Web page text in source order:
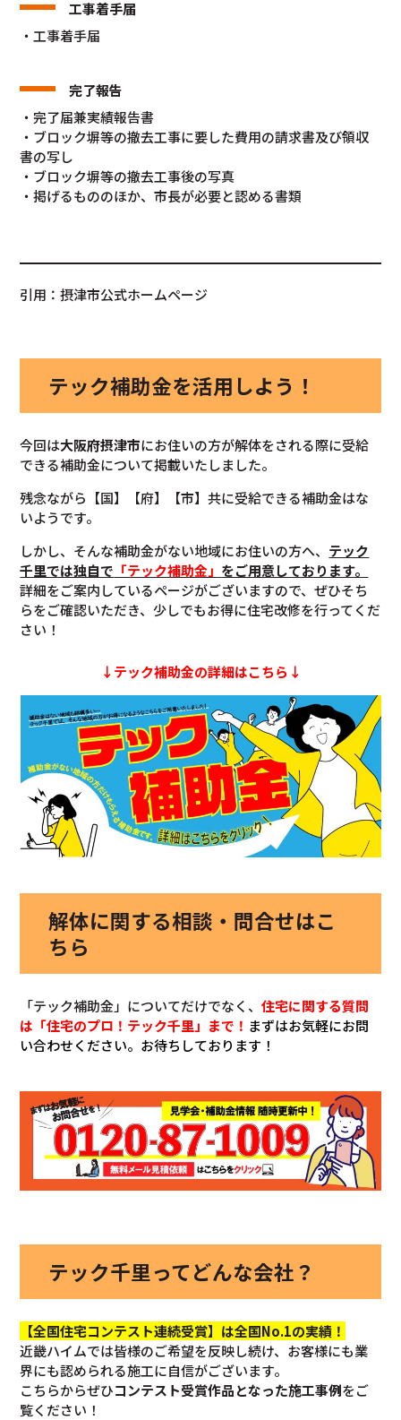
工事着手届
・工事着手届
完了報告
・完了届兼実績報告書
・ブロック塀等の撤去工事に要した費用の請求書及び領収
書の写し
・ブロック塀等の撤去工事後の写真
・掲げるもののほか、市長が必要と認める書類
引用：摂津市公式ホームページ
テック補助金を活用しよう！
今回は大阪府摂津市にお住いの方が解体をされる際に受給
できる補助金について掲載いたしました。
残念ながら【国】【府】【市】共に受給できる補助金はな
いようです。
しかし、そんな補助金がない地域にお住いの方へ、 テック
千里では独自で 「テック補助金」 をご用意しております。
詳細をご案内しているページがございますので、ぜひそち
らをご確認いただき、少しでもお得に住宅改修を行ってくだ
さい！
↓テック補助金の詳細はこちら↓
解体に関する相談・問合せはこ
ちら
「テック補助金」についてだけでなく、住宅に関する質問
は「住宅のプロ！テック千里」まで！ まずはお気軽にお問
い合わせください。お待ちしております！
テック千里ってどんな会社？
【全国住宅コンテスト連続受賞】は全国No.1の実績！
近畿ハイムでは皆様のご希望を反映し続け、お客様にも業
界にも認められる施工に自信がございます。
こちらからぜひコンテスト受賞作品となった施工事例をご
覧ください！